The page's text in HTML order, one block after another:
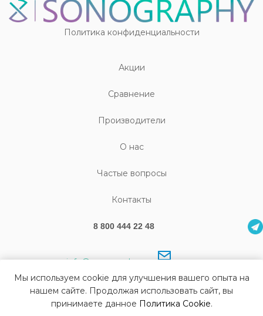
Политика конфиденциальности
Акции
Cравнение
Производители
О нас
Частые вопросы
Контакты
8 800 444 22 48
info@sonography.ru
© Все права защищены Sonography 2026
Мы используем cookie для улучшения вашего опыта на
нашем сайте. Продолжая использовать сайт, вы
принимаете данное Политика Cookie.